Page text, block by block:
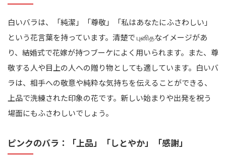
白いバラは、「純潔」「尊敬」「私はあなたにふさわしい」
という花言葉を持っています。清楚で புனிதなイメージがあ
り、結婚式で花嫁が持つブーケによく用いられます。また、尊
敬する人や目上の人への贈り物としても適しています。白いバ
ラは、相手への敬意や純粋な気持ちを伝えることができる、
上品で洗練された印象の花です。新しい始まりや出発を祝う
場面にもふさわしいでしょう。
ピンクのバラ：「上品」「しとやか」「感謝」